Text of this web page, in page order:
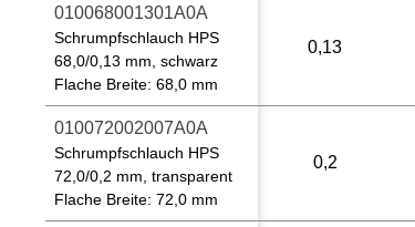
010068001301A0A
Schrumpfschlauch HPS
68,0/0,13 mm, schwarz
Flache Breite: 68,0 mm
0,13
010072002007A0A
Schrumpfschlauch HPS
72,0/0,2 mm, transparent
Flache Breite: 72,0 mm
0,2